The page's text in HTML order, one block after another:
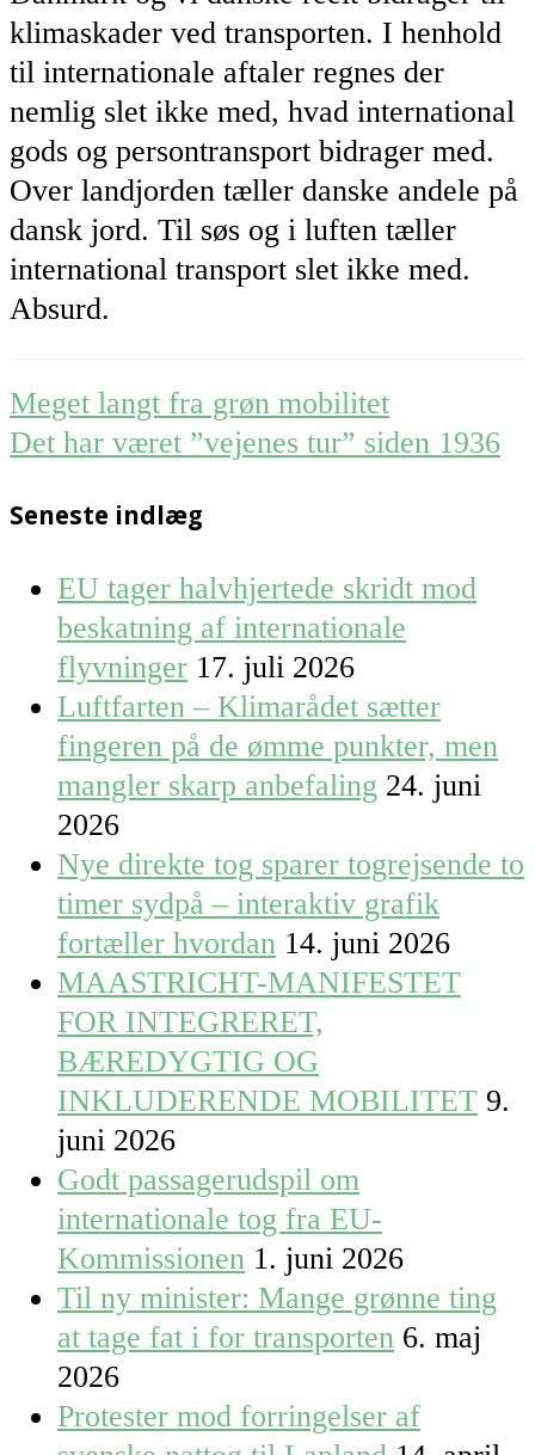
klimaskader ved transporten. I henhold
til internationale aftaler regnes der
nemlig slet ikke med, hvad international
gods og persontransport bidrager med.
Over landjorden tæller danske andele på
dansk jord. Til søs og i luften tæller
international transport slet ikke med.
Absurd.
Post
navigation
Meget langt fra grøn mobilitet
Det har været ”vejenes tur” siden 1936
Seneste indlæg
EU tager halvhjertede skridt mod
beskatning af internationale
flyvninger 17. juli 2026
Luftfarten – Klimarådet sætter
fingeren på de ømme punkter, men
mangler skarp anbefaling 24. juni
2026
Nye direkte tog sparer togrejsende to
timer sydpå – interaktiv grafik
fortæller hvordan 14. juni 2026
MAASTRICHT-MANIFESTET
FOR INTEGRERET,
BÆREDYGTIG OG
INKLUDERENDE MOBILITET 9.
juni 2026
Godt passagerudspil om
internationale tog fra EU-
Kommissionen 1. juni 2026
Til ny minister: Mange grønne ting
at tage fat i for transporten 6. maj
2026
Protester mod forringelser af